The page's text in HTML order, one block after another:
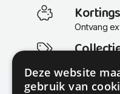
Ontvang
Actuele en
Deze website
gebruik van